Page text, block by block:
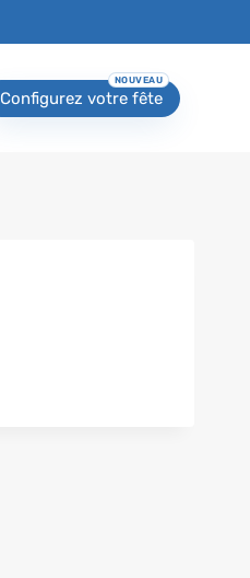
Configurez votre fête